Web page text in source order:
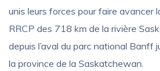
unis leurs forces pour faire avancer
RRCP des 718 km de la rivière
depuis l’aval du parc national Banff
la province de la Saskatchewan.